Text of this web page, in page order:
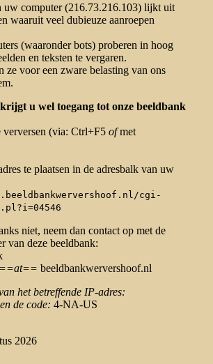
uw computer (216.73.216.103) lijkt uit
waaruit veel dubieuze aanroepen
(waaronder bots) proberen in hoog
en teksten te vergaren.
ze voor een zware belasting van ons
u wel toegang tot onze beeldbank
verversen (via: Ctrl+F5 ofmet
te plaatsen in de adresbalk van uw
cgi-
niet, neem dan contact op met de
van deze beeldbank:
==at== beeldbankwervershoof.nl
het betreffende IP-adres:
en de code: 4-NA-US
2026